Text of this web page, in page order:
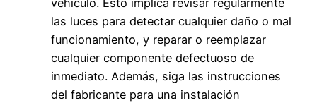
vehículo. Esto implica revisar regularmente
las luces para detectar cualquier daño o mal
funcionamiento, y reparar o reemplazar
cualquier componente defectuoso de
inmediato. Además, siga las instrucciones
del fabricante para una instalación